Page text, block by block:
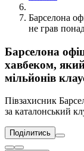
Барселона
не грав
Барселона
хавбеком,
мільйонів
Півзахисник
за каталонський
Поділитись